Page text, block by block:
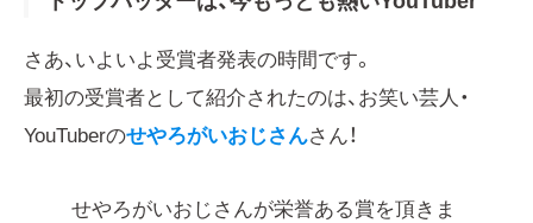
さあ、いよいよ受賞者発表の時間です。
最初の受賞者として紹介されたのは、お笑い芸人・
YouTuberのせやろがいおじさんさん！
せやろがいおじさんが栄誉ある賞を頂きま